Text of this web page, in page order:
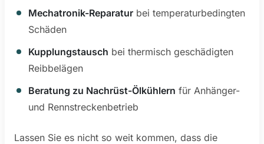
Mechatronik-Reparatur bei temperaturbedingten
Schäden
Kupplungstausch bei thermisch geschädigten
Reibbelägen
Beratung zu Nachrüst-Ölkühlern für Anhänger-
und Rennstreckenbetrieb
Lassen Sie es nicht so weit kommen, dass die